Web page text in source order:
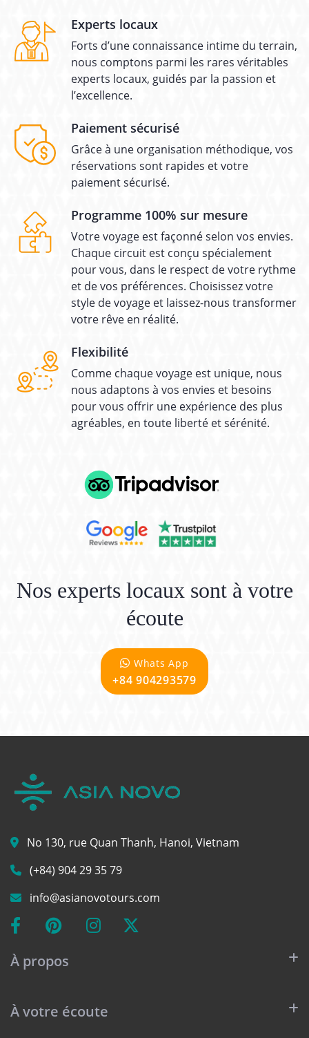
Experts locaux
Forts d’une connaissance intime du terrain,
nous comptons parmi les rares véritables
experts locaux, guidés par la passion et
l’excellence.
Paiement sécurisé
Grâce à une organisation méthodique, vos
réservations sont rapides et votre
paiement sécurisé.
Programme 100% sur mesure
Votre voyage est façonné selon vos envies.
Chaque circuit est conçu spécialement
pour vous, dans le respect de votre rythme
et de vos préférences. Choisissez votre
style de voyage et laissez-nous transformer
votre rêve en réalité.
Flexibilité
Comme chaque voyage est unique, nous
nous adaptons à vos envies et besoins
pour vous offrir une expérience des plus
agréables, en toute liberté et sérénité.
Nos experts locaux sont à votre
écoute
Whats App
+84 904293579
No 130, rue Quan Thanh, Hanoi, Vietnam
(+84) 904 29 35 79
info@asianovotours.com
À propos
À votre écoute